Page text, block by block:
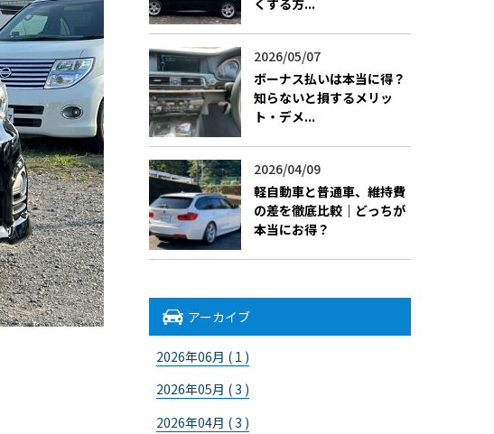
2026/05/07
ボーナス払いは本当に得？
知らないと損するメリッ
ト・デメ...
2026/04/09
軽自動車と普通車、維持費
の差を徹底比較｜どっちが
本当にお得？
アーカイブ
2026年06月 ( 1 )
2026年05月 ( 3 )
2026年04月 ( 3 )